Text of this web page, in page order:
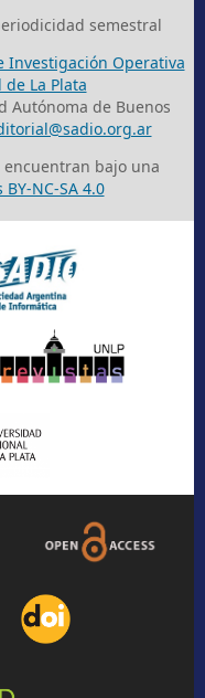
semestral
Investigación Operativa
La Plata
Autónoma de Buenos
encuentran bajo una
NC-SA 4.0